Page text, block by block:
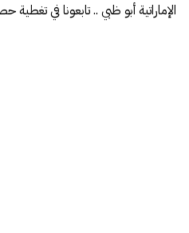
الإماراتية أبو ظبي .. تابعونا في تغطية